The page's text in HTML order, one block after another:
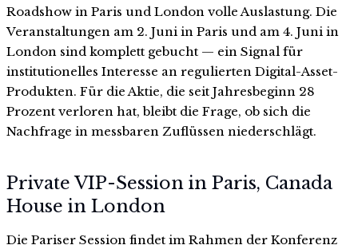
Roadshow in Paris und London volle Auslastung. Die
Veranstaltungen am 2. Juni in Paris und am 4. Juni in
London sind komplett gebucht — ein Signal für
institutionelles Interesse an regulierten Digital-Asset-
Produkten. Für die Aktie, die seit Jahresbeginn 28
Prozent verloren hat, bleibt die Frage, ob sich die
Nachfrage in messbaren Zuflüssen niederschlägt.
Private VIP-Session in Paris, Canada
House in London
Die Pariser Session findet im Rahmen der Konferenz